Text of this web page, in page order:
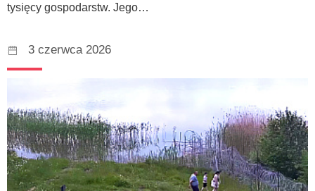
tysięcy gospodarstw. Jego…
3 czerwca 2026